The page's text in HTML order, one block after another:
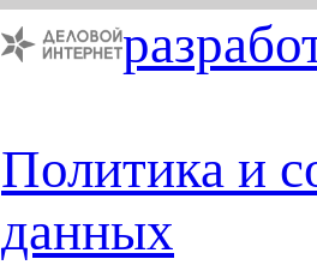
Политика и
данных